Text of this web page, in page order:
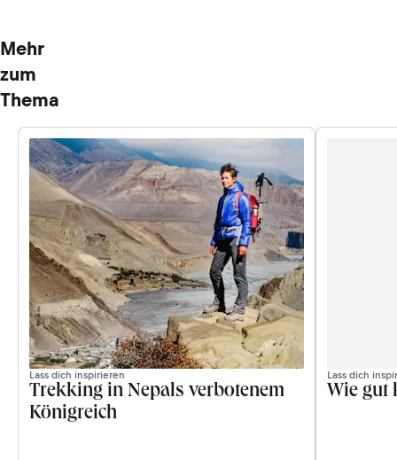
Mehr
zum
Thema
Lass dich inspirieren
Trekking in Nepals verbotenem
Königreich
Lass dich
Wie gut